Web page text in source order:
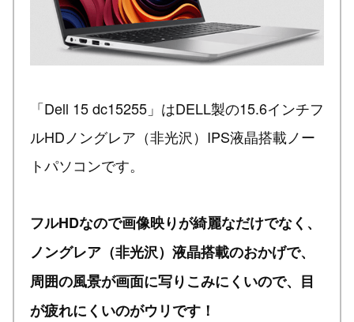
「Dell 15 dc15255」はDELL製の15.6インチフ
ルHDノングレア（非光沢）IPS液晶搭載ノー
トパソコンです。
フルHDなので画像映りが綺麗なだけでなく、
ノングレア（非光沢）液晶搭載のおかげで、
周囲の風景が画面に写りこみにくいので、目
が疲れにくいのがウリです！